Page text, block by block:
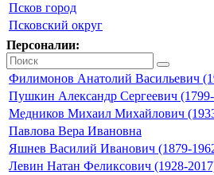
Псков город
Псковский округ
Персоналии:
Филимонов Анатолий Васильевич
Пушкин Александр Сергеевич
Медников Михаил Михайлович
Павлова Вера Ивановна
Яшнев Василий Иванович (1879-
Левин Натан Феликсович (1928-